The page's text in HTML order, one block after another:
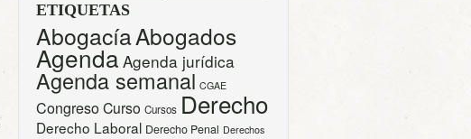
ETIQUETAS
AbogacíaAbogados
Agenda Agenda jurídica
Agenda semanal CGAE
CongresoCurso Cursos Derecho
Derecho Laboral Derecho Penal Derechos